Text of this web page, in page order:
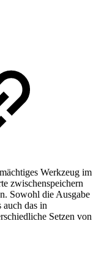
Werkzeug im
zwischenspeichern
Sowohl die Ausgabe
auch das in
Setzen von